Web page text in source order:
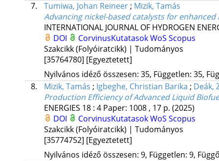
7.
Tumiwa, Johan Reineer; Mizik, Tamás
Advancing nickel-based catalysts for
INTERNATIONAL JOURNAL OF HYDROGEN
DOI
CorvinusKutatasokWoS Scopus
Szakcikk (Folyóiratcikk) | Tudományos
[35764780] [Egyeztetett]
Nyilvános idéző összesen: 35, Független: 35,
8.
Mizik, Tamás ; Igbeghe, Christian Barika ; Deák,
Production Efficiency of Advanced Liquid
ENERGIES 18: 4 Paper: 1008 , 17 p. (2025)
DOI
CorvinusKutatasokWoS Scopus
Szakcikk (Folyóiratcikk) | Tudományos
[35774752] [Egyeztetett]
Nyilvános idéző összesen: 9, Független: 9,